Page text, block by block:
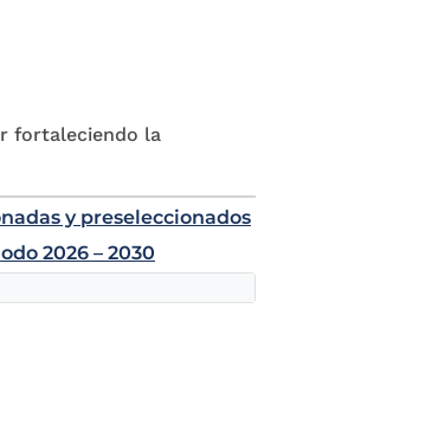
fortaleciendo la
y preseleccionados
2026 – 2030